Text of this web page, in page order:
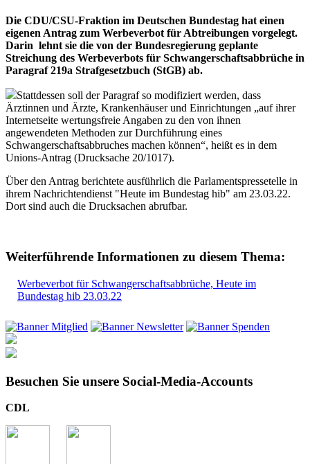
Die CDU/CSU-Fraktion im Deutschen Bundestag hat einen
eigenen Antrag zum Werbeverbot für Abtreibungen vorgelegt.
Darin lehnt sie die von der Bundesregierung geplante
Streichung des Werbeverbots für Schwangerschaftsabbrüche in
Paragraf 219a Strafgesetzbuch (StGB) ab.
Stattdessen soll der Paragraf so modifiziert werden, dass
Ärztinnen und Ärzte, Krankenhäuser und Einrichtungen „auf ihrer
Internetseite wertungsfreie Angaben zu den von ihnen
angewendeten Methoden zur Durchführung eines
Schwangerschaftsabbruches machen können“, heißt es in dem
Unions-Antrag (Drucksache 20/1017).
Über den Antrag berichtete ausführlich die Parlamentspressetelle in
ihrem Nachrichtendienst "Heute im Bundestag hib" am 23.03.22.
Dort sind auch die Drucksachen abrufbar.
Weiterführende Informationen zu diesem Thema:
Werbeverbot für Schwangerschaftsabbrüche, Heute im
Bundestag hib 23.03.22
Besuchen Sie unsere Social-Media-Accounts
CDL